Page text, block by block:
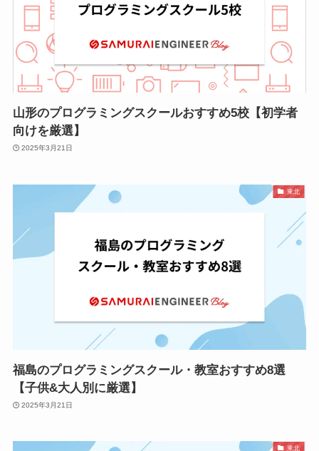
山形のプログラミングスクールおすすめ5校【初学者
向けを厳選】
2025年3月21日
東北
福島のプログラミングスクール・教室おすすめ8選
【子供&大人別に厳選】
2025年3月21日
東北